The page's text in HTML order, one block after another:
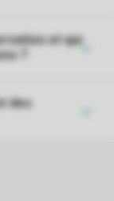
et qui
?
des